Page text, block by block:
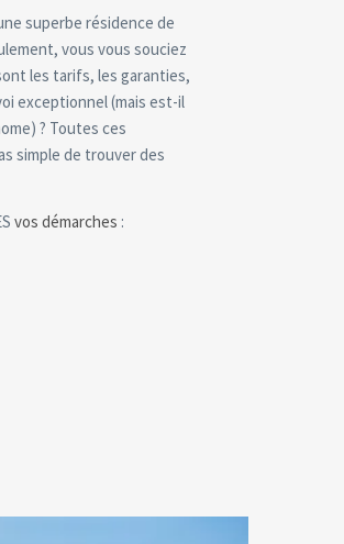
superbe résidence de
vous vous souciez
les tarifs, les garanties,
exceptionnel (mais est-il
? Toutes ces
simple de trouver des
vos démarches :